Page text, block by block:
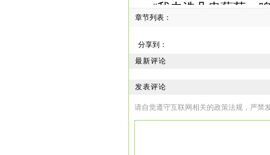
“我去洗几串葡萄，
起葡萄，走进水房洗
了大院。
的父亲（母亲已病逝
深得尊敬。老人家待
章节列表：
分享到：
最新评论
发表评论
请自觉遵守互联网相关的政策法规，严禁